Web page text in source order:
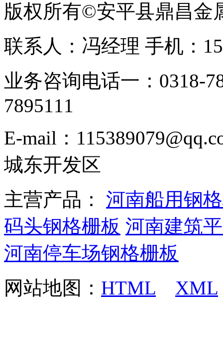
版权所有©安平县鼎昌金
联系人：冯经理 手机：
业务咨询电话一：0318-
7895111
E-mail：
城东开发区
主营产品： 河南船用钢
码头钢格栅板 河南建筑
河南停车场钢格栅板
网站地图： HTML XML